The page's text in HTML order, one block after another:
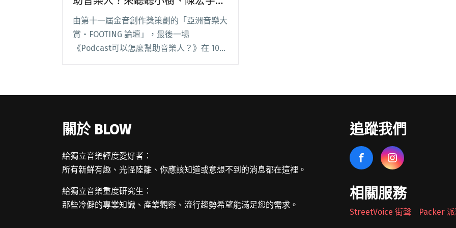
曾明賢怎麼說
由第十一屆金音創作獎策劃的「亞洲音樂大
賞・FOOTING 論壇」，最後一場
《Podcast可以怎麼幫助音樂人？》在 10
月 28 日開講，邀請到《感官一條通》和
關於 BLOW
給獨立音樂輕度愛好者：
所有新鮮有趣、光怪陸離、你應該知道或意想不到的消息都在這裡。
給獨立音樂重度研究生：
那些冷僻的專業知識、產業觀察、流行趨勢希望能滿足您的需求。
追蹤我們
相關服務
StreetVoice 街聲 Packer